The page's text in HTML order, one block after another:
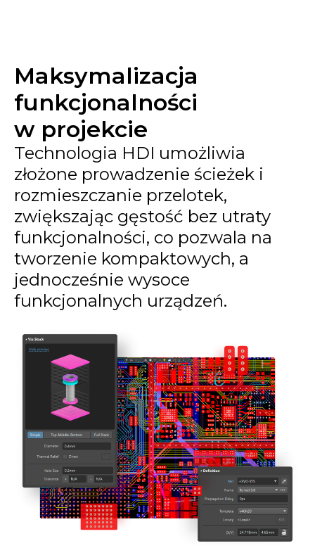
Maksymalizacja
funkcjonalności
w projekcie
Technologia HDI umożliwia
złożone prowadzenie ścieżek i
rozmieszczanie przelotek,
zwiększając gęstość bez utraty
funkcjonalności, co pozwala na
tworzenie kompaktowych, a
jednocześnie wysoce
funkcjonalnych urządzeń.